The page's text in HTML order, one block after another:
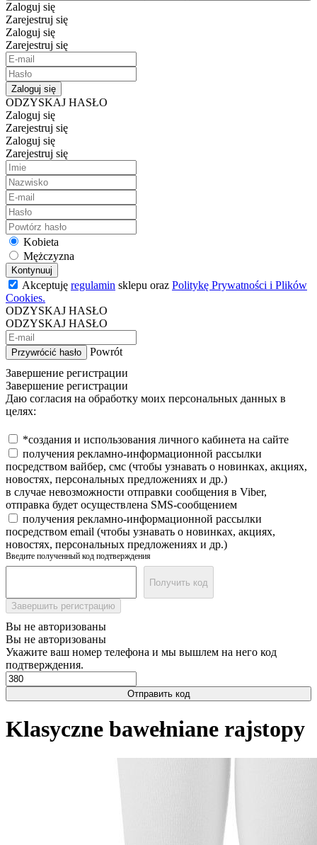
Zaloguj się
Zarejestruj się
Zaloguj się
Zarejestruj się
Zaloguj się
ODZYSKAJ HASŁO
Zaloguj się
Zarejestruj się
Zaloguj się
Zarejestruj się
Kobieta
Mężczyzna
Kontynuuj
Akceptuję regulamin sklepu oraz Politykę Prywatności i Plików
Cookies.
ODZYSKAJ HASŁO
ODZYSKAJ HASŁO
Przywrócić hasło
Powrót
Завершение регистрации
Завершение регистрации
Даю согласия на обработку моих персональных данных в
целях:
*создания и использования личного кабинета на сайте
получения рекламно-информационной рассылки
посредством вайбер, смс (чтобы узнавать о новинках, акциях,
новостях, персональных предложениях и др.)
в случае невозможности отправки сообщения в Viber,
отправка будет осуществлена SMS-сообщением
получения рекламно-информационной рассылки
посредством email (чтобы узнавать о новинках, акциях,
новостях, персональных предложениях и др.)
Введите полученный код подтверждения
Получить код
Завершить регистрацию
Вы не авторизованы
Вы не авторизованы
Укажите ваш номер телефона и мы вышлем на него код
подтверждения.
Отправить код
Klasyczne bawełniane rajstopy